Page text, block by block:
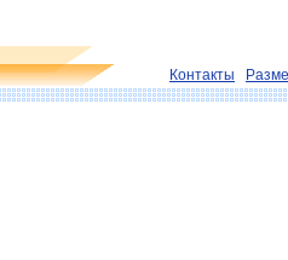
Контакты